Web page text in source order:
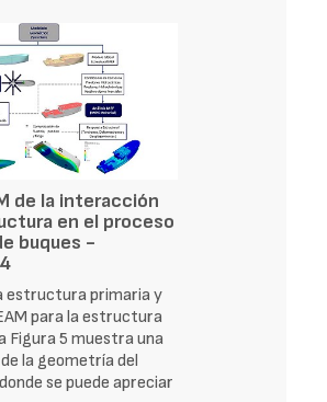
de la interacción
en el proceso
buques -
estructura primaria y
para la estructura
Figura 5 muestra una
la geometría del
se puede apreciar